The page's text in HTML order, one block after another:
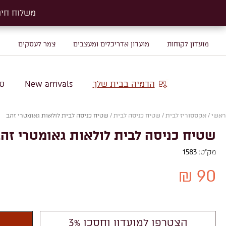
מועדון לקוחות מועדון אדריכלים ומעצבים צמר לעסקים
הדמיה בבית שלך New arrivals
ראשי / אקססוריז לבית / שטיח כניסה לבית / שטיח כניסה לבית לולאות גאומטרי זהב
שטיח כניסה לבית לולאות גאומטרי
מק"ט: 1583
90 ₪
הצטרפו למועדון וחסכו 3%
משלוח חינם על
משלוח חינם על